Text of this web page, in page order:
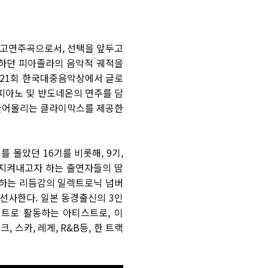
연주곡으로서, 선택을 앞두고
던 피아졸라의 음악적 궤적을
21회 한국대중음악상에서 글로
아노 및 반도네온의 연주를 담
올리는 클라이막스를 제공한
몰았던 16기를 비롯해, 9기,
켜내고자 하는 출연자들의 땀
는 리듬감의 일렉트로닉 넘버
사한다. 일본 동경출신의 3인
로 활동하는 아티스트로, 이
, 스카, 레게, R&B등, 한 트랙